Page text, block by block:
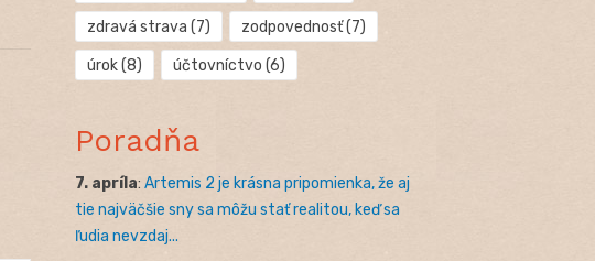
zdravá strava (7) zodpovednosť(7)
úrok(8) účtovníctvo (6)
Poradňa
7. apríla: Artemis 2 je krásna pripomienka, že aj
tie najväčšie sny sa môžu stať realitou, keď sa
ľudia nevzdaj...